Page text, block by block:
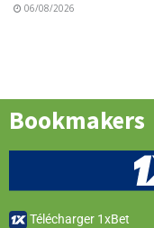
06/08/2026
Bookmakers
Télécharger 1xBet